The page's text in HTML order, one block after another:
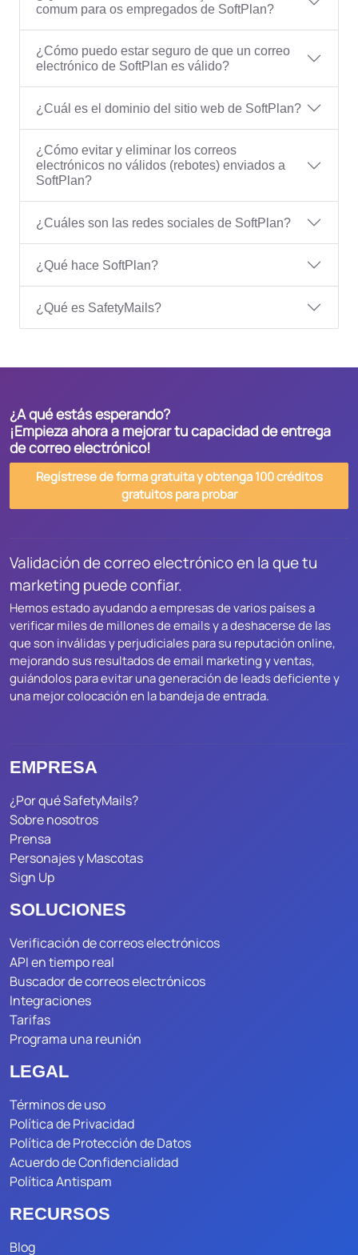
comum para os empregados de SoftPlan?
¿Cómo puedo estar seguro de que un correo
electrónico de SoftPlan es válido?
¿Cuál es el dominio del sitio web de SoftPlan?
¿Cómo evitar y eliminar los correos
electrónicos no válidos (rebotes) enviados a
SoftPlan?
¿Cuáles son las redes sociales de SoftPlan?
¿Qué hace SoftPlan?
¿Qué es SafetyMails?
¿A qué estás esperando?
¡Empieza ahora a mejorar tu capacidad de entrega
de correo electrónico!
Regístrese de forma gratuita y obtenga 100 créditos
gratuitos para probar
Validación de correo electrónico en la que tu
marketing puede confiar.
Hemos estado ayudando a empresas de varios países a
verificar miles de millones de emails y a deshacerse de las
que son inválidas y perjudiciales para su reputación online,
mejorando sus resultados de email marketing y ventas,
guiándolos para evitar una generación de leads deficiente y
una mejor colocación en la bandeja de entrada.
EMPRESA
¿Por qué SafetyMails?
Sobre nosotros
Prensa
Personajes y Mascotas
Sign Up
SOLUCIONES
Verificación de correos electrónicos
API en tiempo real
Buscador de correos electrónicos
Integraciones
Tarifas
Programa una reunión
LEGAL
Términos de uso
Política de Privacidad
Política de Protección de Datos
Acuerdo de Confidencialidad
Política Antispam
RECURSOS
Blog